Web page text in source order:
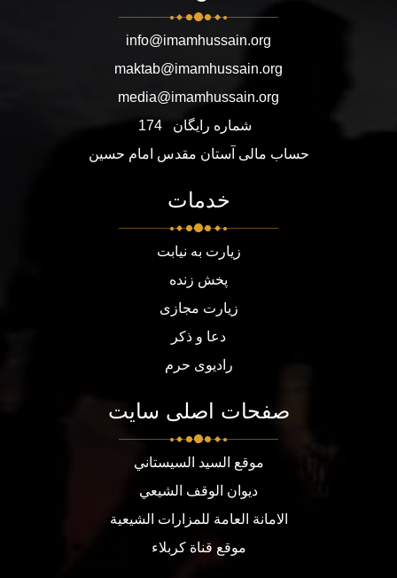
info@imamhussain.org
maktab@imamhussain.org
media@imamhussain.org
شماره رایگان
174
حساب مالی آستان مقدس امام حسین
خدمات
زیارت به نیابت
پخش زنده
زیارت مجازی
دعا و ذکر
رادیوی حرم
صفحات اصلی سایت
موقع السيد السيستاني
ديوان الوقف الشيعي
الامانة العامة للمزارات الشيعية
موقع قناة كربلاء